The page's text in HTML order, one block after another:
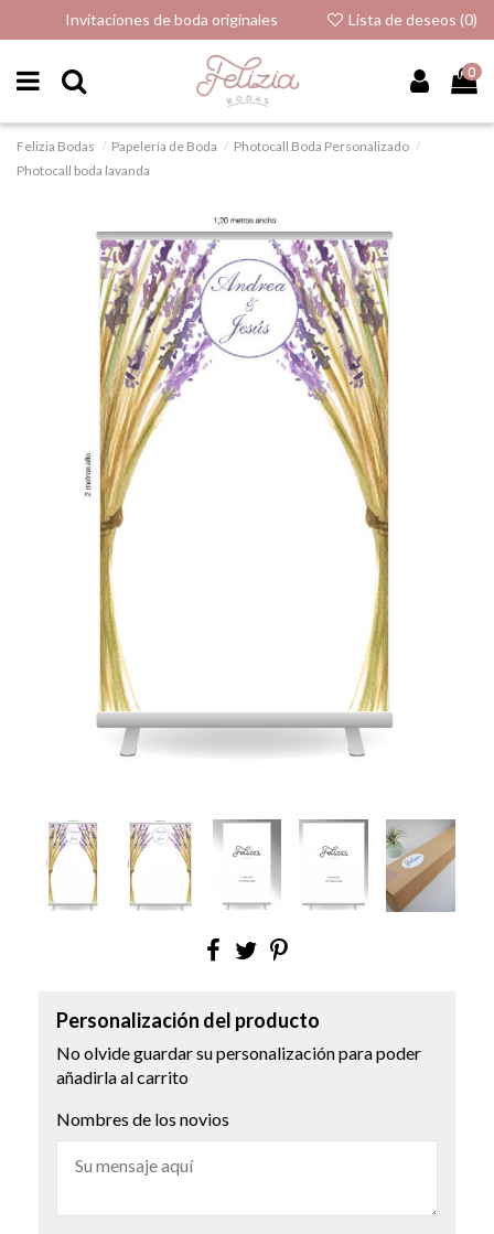
Invitaciones de boda originales Lista de deseos (0)
0
Felizia Bodas Papelería de Boda
Photocall Boda Personalizado
Photocall boda lavanda
Personalización del producto
No olvide guardar su personalización para poder
añadirla al carrito
Nombres de los novios